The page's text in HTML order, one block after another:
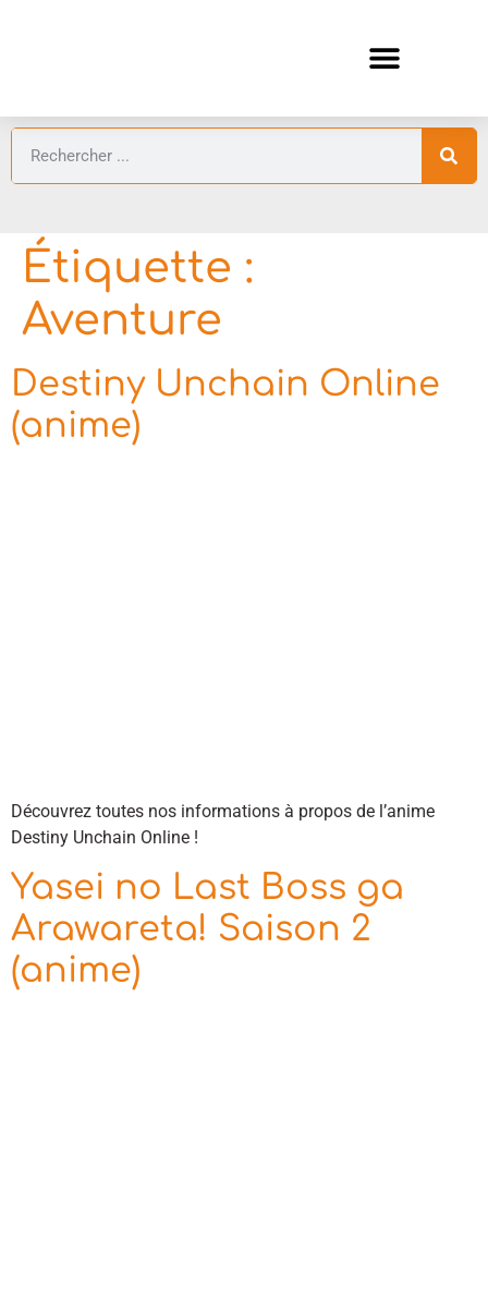
Étiquette :
Aventure
Destiny Unchain Online
(anime)
Découvrez toutes nos informations à propos de l’anime
Destiny Unchain Online !
Yasei no Last Boss ga
Arawareta! Saison 2
(anime)